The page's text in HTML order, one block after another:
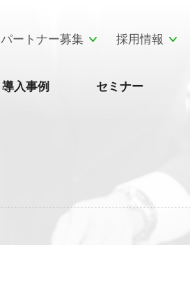
パートナー募集 採用情報
導入事例 セミナー